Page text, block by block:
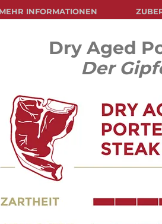
Dry Aged
Der
MEHR INFORMATIONEN